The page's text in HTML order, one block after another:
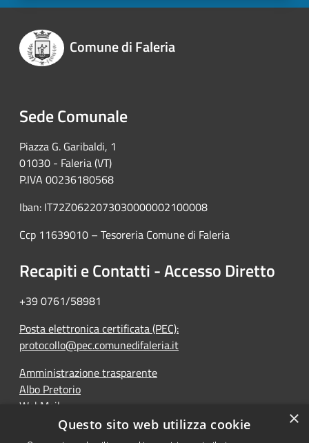
Comune di Faleria
Sede Comunale
Piazza G. Garibaldi, 1
01030 - Faleria (VT)
P.IVA 00236180568
Iban: IT72Z0622073030000002100008
Ccp 11639010 – Tesoreria Comune di Faleria
Recapiti e Contatti - Accesso Diretto
+39 0761/58981
Posta elettronica certificata (PEC):
protocollo@pec.comunedifaleria.it
Amministrazione trasparente
Albo Pretorio
WebMail
Dichiarazione di accessibilità
×
Questo sito web utilizza cookie